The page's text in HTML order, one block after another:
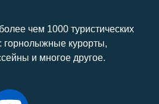
чем 1000 туристических
горнолыжные курорты,
и многое другое.